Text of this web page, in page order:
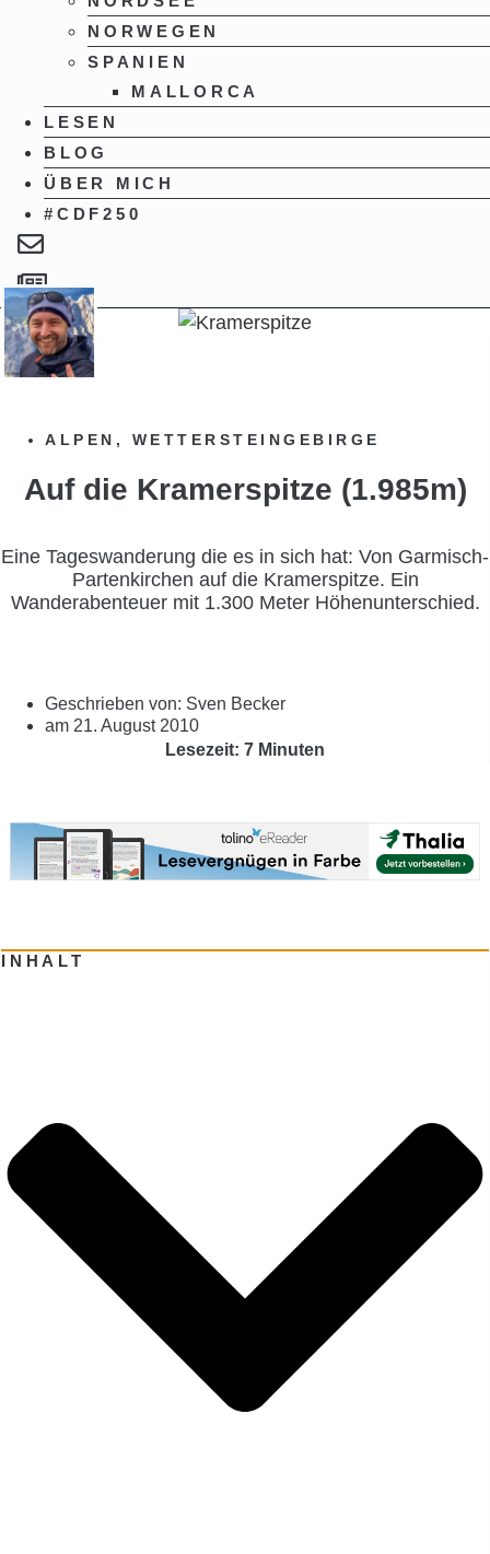
NORWEGEN
SPANIEN
MALLORCA
LESEN
BLOG
ÜBER MICH
#CDF250
ALPEN , WETTERSTEINGEBIRGE
Auf die Kramerspitze (1.985m)
Eine Tageswanderung die es in sich hat: Von Garmisch-
Partenkirchen auf die Kramerspitze. Ein
Wanderabenteuer mit 1.300 Meter Höhenunterschied.
Geschrieben von: Sven Becker
am 21. August 2010
Lesezeit: 7 Minuten
INHALT